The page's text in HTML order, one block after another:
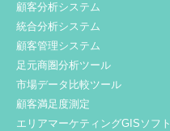
顧客分析システム
統合分析システム
顧客管理システム
足元商圏分析ツール
市場データ比較ツール
顧客満足度測定
エリアマーケティングGISソフト